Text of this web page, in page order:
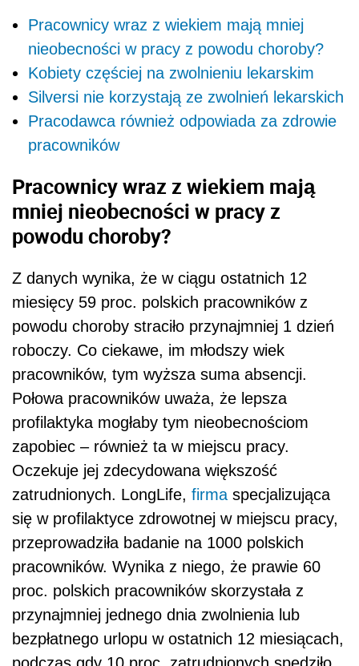
Pracownicy wraz z wiekiem mają mniej
nieobecności w pracy z powodu choroby?
Kobiety częściej na zwolnieniu lekarskim
Silversi nie korzystają ze zwolnień lekarskich
Pracodawca również odpowiada za zdrowie
pracowników
Pracownicy wraz z wiekiem mają
mniej nieobecności w pracy z
powodu choroby?
Z danych wynika, że w ciągu ostatnich 12
miesięcy 59 proc. polskich pracowników z
powodu choroby straciło przynajmniej 1 dzień
roboczy. Co ciekawe, im młodszy wiek
pracowników, tym wyższa suma absencji.
Połowa pracowników uważa, że lepsza
profilaktyka mogłaby tym nieobecnościom
zapobiec – również ta w miejscu pracy.
Oczekuje jej zdecydowana większość
zatrudnionych. LongLife, firma specjalizująca
się w profilaktyce zdrowotnej w miejscu pracy,
przeprowadziła badanie na 1000 polskich
pracowników. Wynika z niego, że prawie 60
proc. polskich pracowników skorzystała z
przynajmniej jednego dnia zwolnienia lub
bezpłatnego urlopu w ostatnich 12 miesiącach,